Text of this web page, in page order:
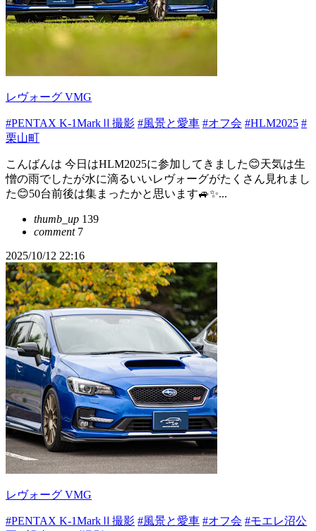
レヴォーグ VMG
#PENTAX K-1MarkⅡ撮影 #風景と愛車 #オフ会 #HLM2025 #
栗山町
こんばんは 今日はHLM2025に参加してきました😊天気は生
憎の雨でしたが水に滴るいいレヴォーグがたくさん見れまし
た😊50台前後は集まったかと思います🚙✨...
thumb_up 139
comment7
2025/10/12 22:16
レヴォーグ VMG
#PENTAX K-1MarkⅡ撮影 #風景と愛車 #オフ会 #モエレ沼公